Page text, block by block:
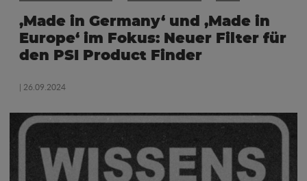
‚Made in Germany‘ und ‚Made in
Europe‘ im Fokus: Neuer Filter für
den PSI Product Finder
| 26.09.2024